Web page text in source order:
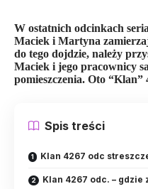
W ostatnich odcinkach
Maciek i Martyna
do tego dojdzie, należy
Maciek i jego pracownicy
pomieszczenia. Oto “Klan”
Spis treści
Klan 4267 odc
Klan 4267 odc. – gdzie